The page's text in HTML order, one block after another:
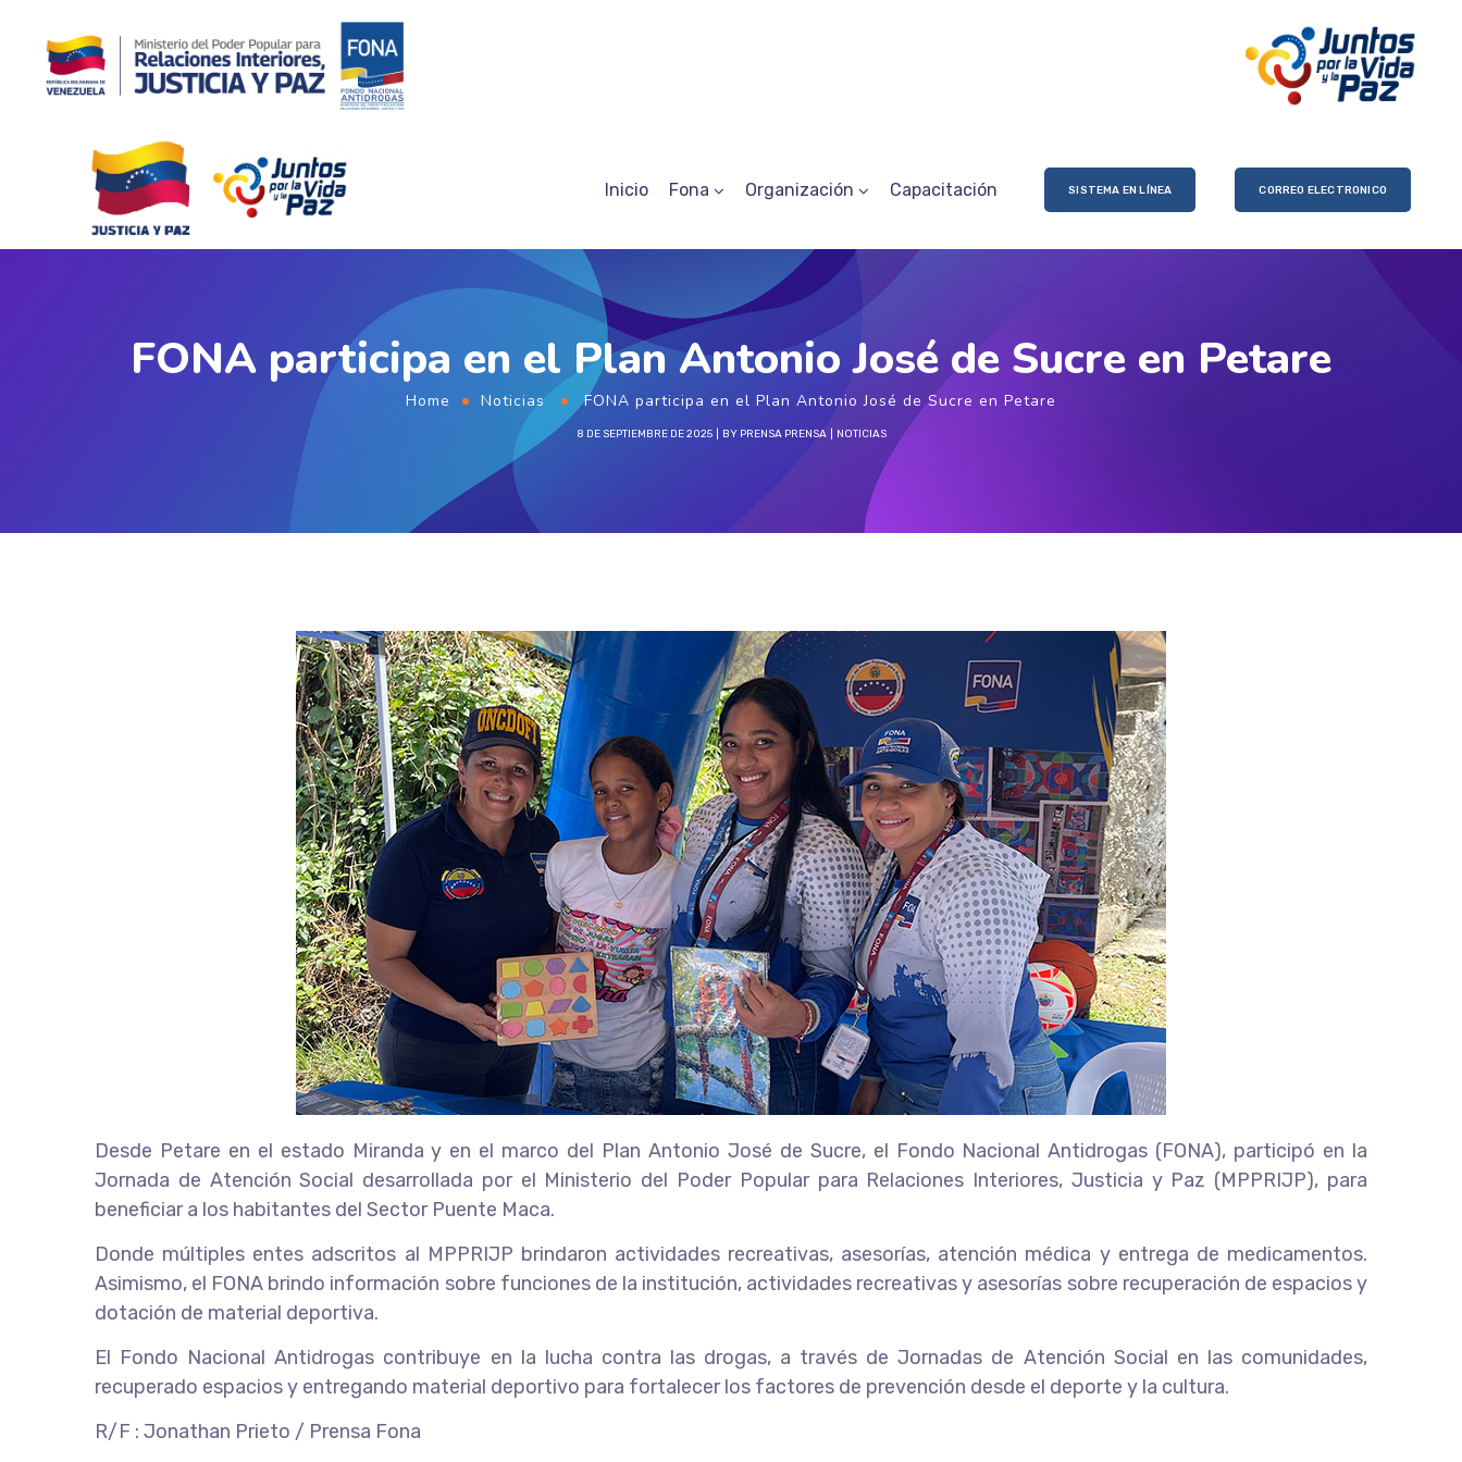
Inicio Fona Organización Capacitación SISTEMA EN LÍNEA CORREO ELECTRONICO
FONA participa en el Plan Antonio José de Sucre en Petare
Home Noticias FONA participa en el Plan Antonio José de Sucre en Petare
8 DE SEPTIEMBRE DE 2025 BY PRENSA PRENSA NOTICIAS
Desde Petare en el estado Miranda y en el marco del Plan Antonio José de Sucre, el Fondo Nacional Antidrogas (FONA), participó en la
Jornada de Atención Social desarrollada por el Ministerio del Poder Popular para Relaciones Interiores, Justicia y Paz (MPPRIJP), para
beneficiar a los habitantes del Sector Puente Maca.
Donde múltiples entes adscritos al MPPRIJP brindaron actividades recreativas, asesorías, atención médica y entrega de medicamentos.
Asimismo, el FONA brindo información sobre funciones de la institución, actividades recreativas y asesorías sobre recuperación de espacios y
dotación de material deportiva.
El Fondo Nacional Antidrogas contribuye en la lucha contra las drogas, a través de Jornadas de Atención Social en las comunidades,
recuperado espacios y entregando material deportivo para fortalecer los factores de prevención desde el deporte y la cultura.
R/F : Jonathan Prieto / Prensa Fona